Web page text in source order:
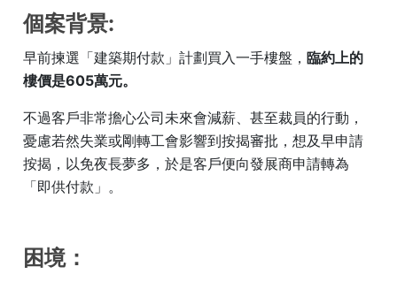
個案背景:
早前揀選「建築期付款」計劃買入一手樓盤，臨約上的
樓價是605萬元。
不過客戶非常擔心公司未來會減薪、甚至裁員的行動，
憂慮若然失業或剛轉工會影響到按揭審批，想及早申請
按揭，以免夜長夢多，於是客戶便向發展商申請轉為
「即供付款」。
困境：